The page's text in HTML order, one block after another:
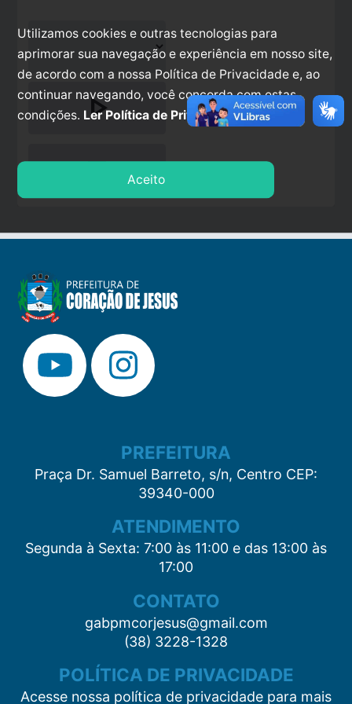
play_arrow
stop
PREFEITURA
Praça Dr. Samuel Barreto, s/n, Centro CEP:
39340-000
ATENDIMENTO
Segunda à Sexta: 7:00 às 11:00 e das 13:00 às
17:00
CONTATO
gabpmcorjesus@gmail.com
(38) 3228-1328
POLÍTICA DE PRIVACIDADE
Acesse nossa política de privacidade para mais
Utilizamos cookies e outras tecnologias para
aprimorar sua navegação e experiência em nosso site,
de acordo com a nossa Política de Privacidade e, ao
continuar navegando, você concorda com estas
condições. Ler Política de Privacidade.
Aceito